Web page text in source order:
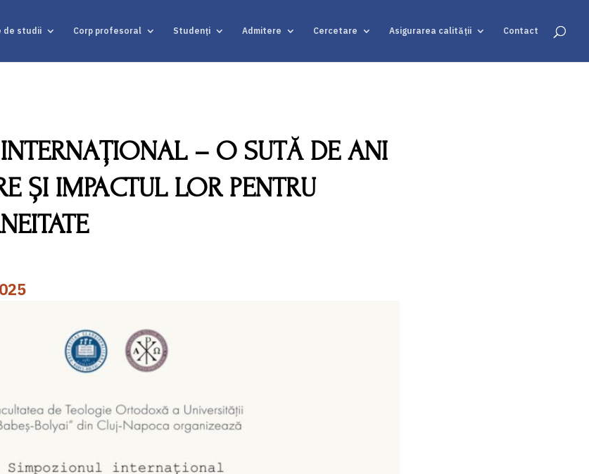
de studii Corp profesoral Studenți Admitere Cercetare Asigurarea calității Contact
– O SUTĂ DE ANI
ȘI IMPACTUL LOR PENTRU